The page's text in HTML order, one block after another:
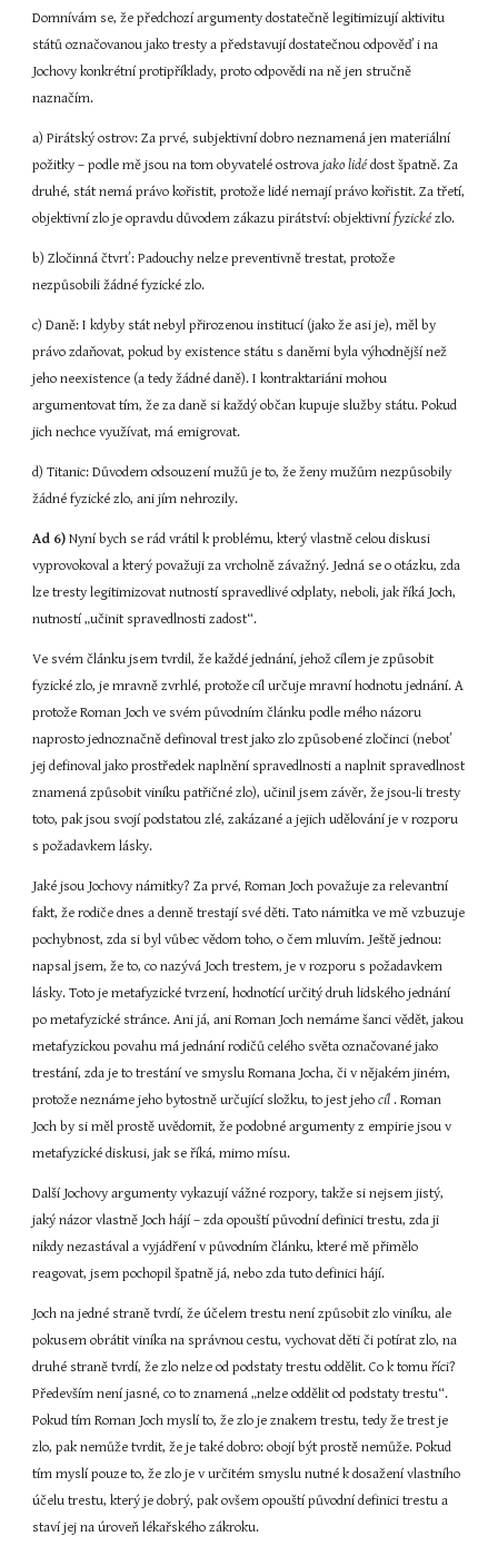
Domnívám se, že předchozí argumenty dostatečně legitimizují aktivitu
států označovanou jako tresty a představují dostatečnou odpověď i na
Jochovy konkrétní protipříklady, proto odpovědi na ně jen stručně
naznačím.
a) Pirátský ostrov: Za prvé, subjektivní dobro neznamená jen materiální
požitky – podle mě jsou na tom obyvatelé ostrova jako lidé dost špatně. Za
druhé, stát nemá právo kořistit, protože lidé nemají právo kořistit. Za třetí,
objektivní zlo je opravdu důvodem zákazu pirátství: objektivní fyzické zlo.
b) Zločinná čtvrť: Padouchy nelze preventivně trestat, protože
nezpůsobili žádné fyzické zlo.
c) Daně: I kdyby stát nebyl přirozenou institucí (jako že asi je), měl by
právo zdaňovat, pokud by existence státu s daněmi byla výhodnější než
jeho neexistence (a tedy žádné daně). I kontraktariáni mohou
argumentovat tím, že za daně si každý občan kupuje služby státu. Pokud
jich nechce využívat, má emigrovat.
d) Titanic: Důvodem odsouzení mužů je to, že ženy mužům nezpůsobily
žádné fyzické zlo, ani jím nehrozily.
Ad 6) Nyní bych se rád vrátil k problému, který vlastně celou diskusi
vyprovokoval a který považuji za vrcholně závažný. Jedná se o otázku, zda
lze tresty legitimizovat nutností spravedlivé odplaty, neboli, jak říká Joch,
nutností „učinit spravedlnosti zadost“.
Ve svém článku jsem tvrdil, že každé jednání, jehož cílem je způsobit
fyzické zlo, je mravně zvrhlé, protože cíl určuje mravní hodnotu jednání. A
protože Roman Joch ve svém původním článku podle mého názoru
naprosto jednoznačně definoval trest jako zlo způsobené zločinci (neboť
jej definoval jako prostředek naplnění spravedlnosti a naplnit spravedlnost
znamená způsobit viníku patřičné zlo), učinil jsem závěr, že jsou-li tresty
toto, pak jsou svojí podstatou zlé, zakázané a jejich udělování je v rozporu
s požadavkem lásky.
Jaké jsou Jochovy námitky? Za prvé, Roman Joch považuje za relevantní
fakt, že rodiče dnes a denně trestají své děti. Tato námitka ve mě vzbuzuje
pochybnost, zda si byl vůbec vědom toho, o čem mluvím. Ještě jednou:
napsal jsem, že to, co nazývá Joch trestem, je v rozporu s požadavkem
lásky. Toto je metafyzické tvrzení, hodnotící určitý druh lidského jednání
po metafyzické stránce. Ani já, ani Roman Joch nemáme šanci vědět, jakou
metafyzickou povahu má jednání rodičů celého světa označované jako
trestání, zda je to trestání ve smyslu Romana Jocha, či v nějakém jiném,
protože neznáme jeho bytostně určující složku, to jest jeho cíl . Roman
Joch by si měl prostě uvědomit, že podobné argumenty z empirie jsou v
metafyzické diskusi, jak se říká, mimo mísu.
Další Jochovy argumenty vykazují vážné rozpory, takže si nejsem jistý,
jaký názor vlastně Joch hájí – zda opouští původní definici trestu, zda ji
nikdy nezastával a vyjádření v původním článku, které mě přimělo
reagovat, jsem pochopil špatně já, nebo zda tuto definici hájí.
Joch na jedné straně tvrdí, že účelem trestu není způsobit zlo viníku, ale
pokusem obrátit viníka na správnou cestu, vychovat děti či potírat zlo, na
druhé straně tvrdí, že zlo nelze od podstaty trestu oddělit. Co k tomu říci?
Především není jasné, co to znamená „nelze oddělit od podstaty trestu“.
Pokud tím Roman Joch myslí to, že zlo je znakem trestu, tedy že trest je
zlo, pak nemůže tvrdit, že je také dobro: obojí být prostě nemůže. Pokud
tím myslí pouze to, že zlo je v určitém smyslu nutné k dosažení vlastního
účelu trestu, který je dobrý, pak ovšem opouští původní definici trestu a
staví jej na úroveň lékařského zákroku.